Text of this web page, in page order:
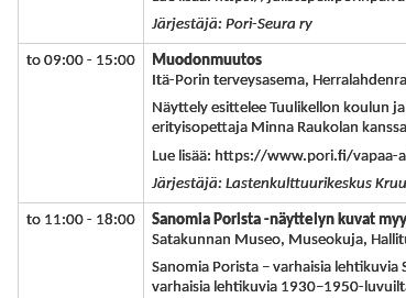
Järjestäjä: Pori-Seura ry
to 09:00 - 15:00
Muodonmuutos
Itä-Porin terveysasema,
Näyttely esittelee Tuulikellon koulun
erityisopettaja Minna Raukolan
Lue lisää: https://www.pori.fi/
Järjestäjä: Lastenkulttuurikeskus
to 11:00 - 18:00
Sanomia Porista -näyttelyn kuvat
Satakunnan Museo, Museokuja,
Sanomia Porista – varhaisia
varhaisia lehtikuvia 1930–1950-